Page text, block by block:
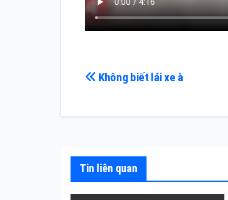
Điều
viết
Không biết lái xe à
Tin liên quan